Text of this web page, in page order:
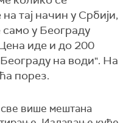
тај начин у Србији,
само у Београду
иде и до 200
на води". На
порез.
више мештана